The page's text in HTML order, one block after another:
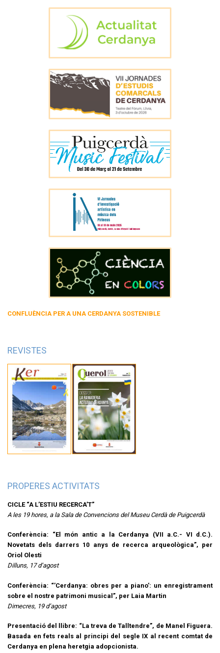
CONFLUÈNCIA PER A UNA CERDANYA SOSTENIBLE
REVISTES
PROPERES ACTIVITATS
CICLE “A L’ESTIU RECERCA’T”
A les 19 hores, a la Sala de Convencions del Museu Cerdà de Puigcerdà
Conferència: “El món antic a la Cerdanya (VII a.C.- VI d.C.).
Novetats dels darrers 10 anys de recerca arqueològica”, per
Oriol Olesti
Dilluns, 17 d’agost
Conferència: “’Cerdanya: obres per a piano’: un enregistrament
sobre el nostre patrimoni musical”, per Laia Martin
Dimecres, 19 d’agost
Presentació del llibre: “La treva de Talltendre”, de Manel Figuera.
Basada en fets reals al principi del segle IX al recent comtat de
Cerdanya en plena heretgia adopcionista.